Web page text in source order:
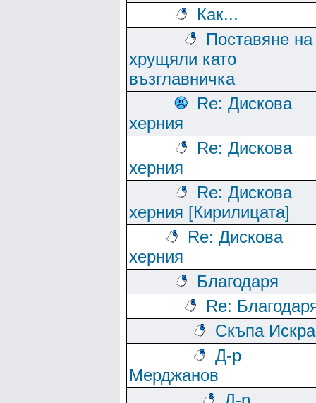
Как...
Поставяне на
хрущяли като
възглавничка
Re: Дискова
херния
Re: Дискова
херния
Re: Дискова
херния [Кирилицата]
Re: Дискова
херния
Благодаря
Re:
Скъпа Искра
Д-р
Мерджанов